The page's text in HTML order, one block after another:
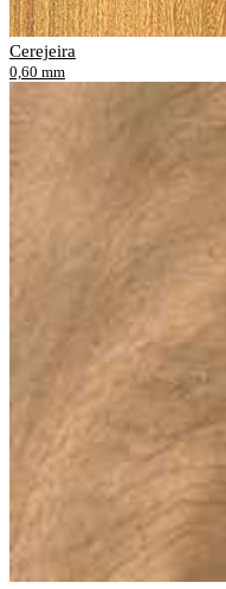
Cerejeira
0,60 mm